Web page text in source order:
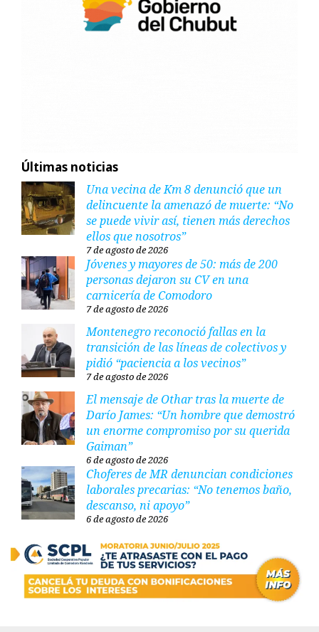
Últimas noticias
Una vecina de Km 8 denunció que un
delincuente la amenazó de muerte: “No
se puede vivir así, tienen más derechos
ellos que nosotros”
7 de agosto de 2026
Jóvenes y mayores de 50: más de 200
personas dejaron su CV en una
carnicería de Comodoro
7 de agosto de 2026
Montenegro reconoció fallas en la
transición de las líneas de colectivos y
pidió “paciencia a los vecinos”
7 de agosto de 2026
El mensaje de Othar tras la muerte de
Darío James: “Un hombre que demostró
un enorme compromiso por su querida
Gaiman”
6 de agosto de 2026
Choferes de MR denuncian condiciones
laborales precarias: “No tenemos baño,
descanso, ni apoyo”
6 de agosto de 2026